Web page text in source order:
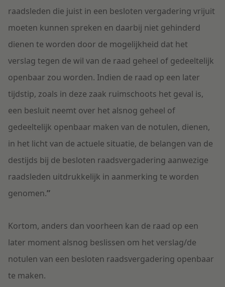
raadsleden die juist in een besloten vergadering vrijuit
moeten kunnen spreken en daarbij niet gehinderd
dienen te worden door de mogelijkheid dat het
verslag tegen de wil van de raad geheel of gedeeltelijk
openbaar zou worden. Indien de raad op een later
tijdstip, zoals in deze zaak ruimschoots het geval is,
een besluit neemt over het alsnog geheel of
gedeeltelijk openbaar maken van de notulen, dienen,
in het licht van de actuele situatie, de belangen van de
destijds bij de besloten raadsvergadering aanwezige
raadsleden uitdrukkelijk in aanmerking te worden
genomen.”
Kortom, anders dan voorheen kan de raad op een
later moment alsnog beslissen om het verslag/de
notulen van een besloten raadsvergadering openbaar
te maken.